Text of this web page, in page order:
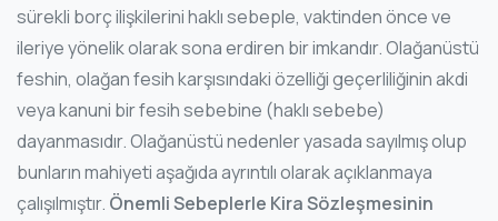
sürekli borç ilişkilerini haklı sebeple, vaktinden önce ve
ileriye yönelik olarak sona erdiren bir imkandır. Olağanüstü
feshin, olağan fesih karşısındaki özelliği geçerliliğinin akdi
veya kanuni bir fesih sebebine (haklı sebebe)
dayanmasıdır. Olağanüstü nedenler yasada sayılmış olup
bunların mahiyeti aşağıda ayrıntılı olarak açıklanmaya
çalışılmıştır. Önemli Sebeplerle Kira Sözleşmesinin